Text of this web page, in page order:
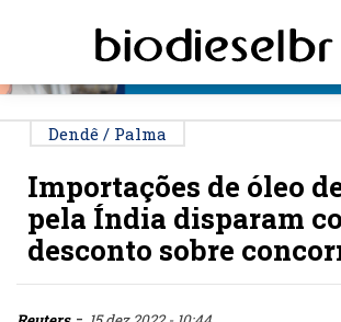
Dendê / Palma
Importações de óleo
pela Índia disparam
desconto sobre